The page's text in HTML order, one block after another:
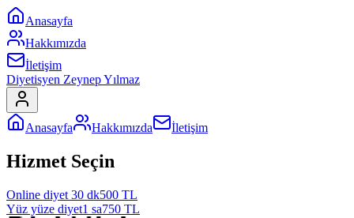
Anasayfa
Hakkımızda
İletişim
Diyetisyen Zeynep Yılmaz
Anasayfa Hakkımızda İletişim
Hizmet Seçin
Online diyet 30 dk500 TL
Yüz yüze diyet1 sa750 TL